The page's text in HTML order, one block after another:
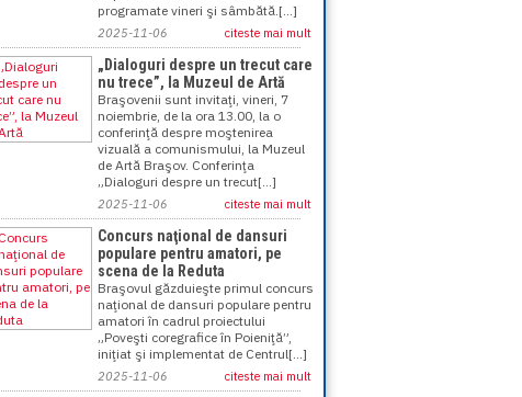
programate vineri şi sâmbătă.[...]
2025-11-06 citeste mai mult
„Dialoguri despre un trecut care
nu trece”, la Muzeul de Artă
Braşovenii sunt invitaţi, vineri, 7
noiembrie, de la ora 13.00, la o
conferinţă despre moştenirea
vizuală a comunismului, la Muzeul
de Artă Braşov. Conferinţa
„Dialoguri despre un trecut[...]
2025-11-06 citeste mai mult
Concurs naţional de dansuri
populare pentru amatori, pe
scena de la Reduta
Braşovul găzduieşte primul concurs
naţional de dansuri populare pentru
amatori în cadrul proiectului
„Poveşti coregrafice în Poieniţă”,
iniţiat şi implementat de Centrul[...]
2025-11-06 citeste mai mult